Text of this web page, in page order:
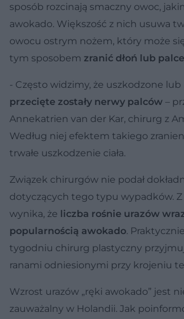
sposób rozcinają smaczny owoc,
awokado. Większość z nich usuwa
owocu ostrym nożem, który może
tym sposobem zranić dłoń lub palce
- Często widzimy, że uszkodzone lub
przecięte zostały nerwy palców –
Annekatrien van der Kar, chirurg z
Według niej efektem takiego
trwałe uszkodzenie ciała.
Związek chirurgów nie podał
dotyczących tego typu wypadków.
wynika, że liczba rośnie urazów
popularnością awokado.
tygodniu chirurg plastyczny
ranami odniesionymi przy krojeniu
Wzrost urazów „ręki awokado” jest
zauważalny w Holandii. Jak